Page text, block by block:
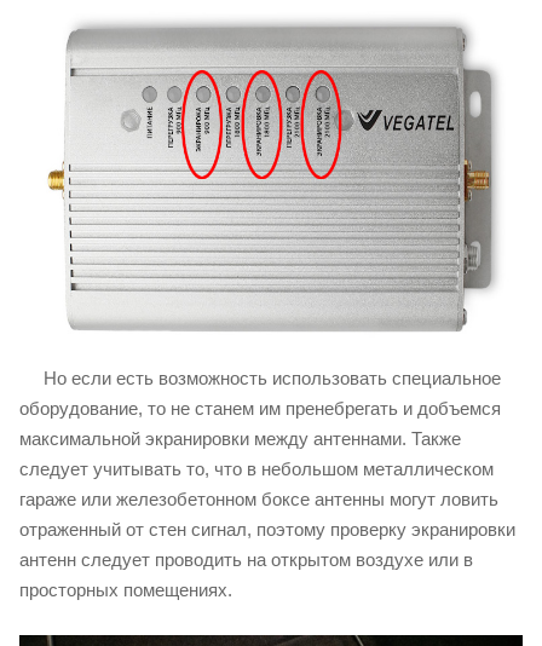
Но если есть возможность использовать специальное
оборудование, то не станем им пренебрегать и добъемся
максимальной экранировки между антеннами. Также
следует учитывать то, что в небольшом металлическом
гараже или железобетонном боксе антенны могут ловить
отраженный от стен сигнал, поэтому проверку экранировки
антенн следует проводить на открытом воздухе или в
просторных помещениях.